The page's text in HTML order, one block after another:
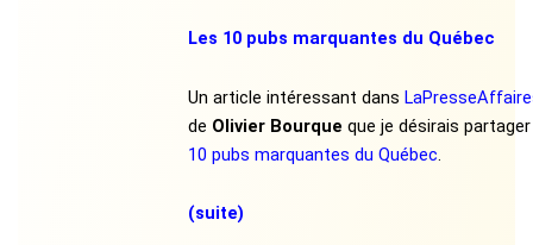
Les 10 pubs marquantes du Québec
Un article intéressant dans
de Olivier Bourque que je désirais
10 pubs marquantes du Québec
(suite)